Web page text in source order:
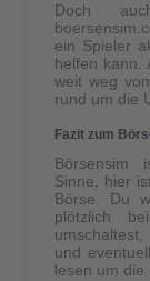
Doch
ein Spieler
helfen kann.
weit weg
rund um die
Fazit zum
Börsensim
Sinne, hier
Börse. Du
plötzlich
und
lesen um die